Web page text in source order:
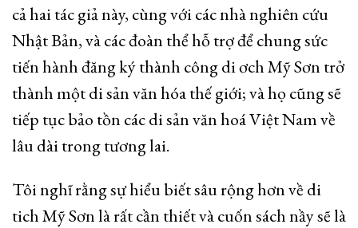
cả hai tác giả này, cùng với các nhà nghiên cứu
Nhật Bản, và các đoàn thể hỗ trợ để chung sức
tiến hành đăng ký thành công di ơch Mỹ Sơn trở
thành một di sản văn hóa thế giới; và họ cũng sẽ
tiếp tục bảo tồn các di sản văn hoá Việt Nam về
lâu dài trong tương lai.
Tôi nghĩ rằng sự hiểu biết sâu rộng hơn về di
tich Mỹ Sơn là rất cần thiết và cuốn sách nầy sẽ là